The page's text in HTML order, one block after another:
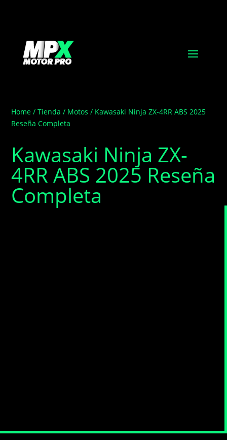
Home /Tienda / Motos / Kawasaki Ninja ZX-4RR ABS 2025
Reseña Completa
Kawasaki Ninja ZX-
4RR ABS 2025 Reseña
Completa